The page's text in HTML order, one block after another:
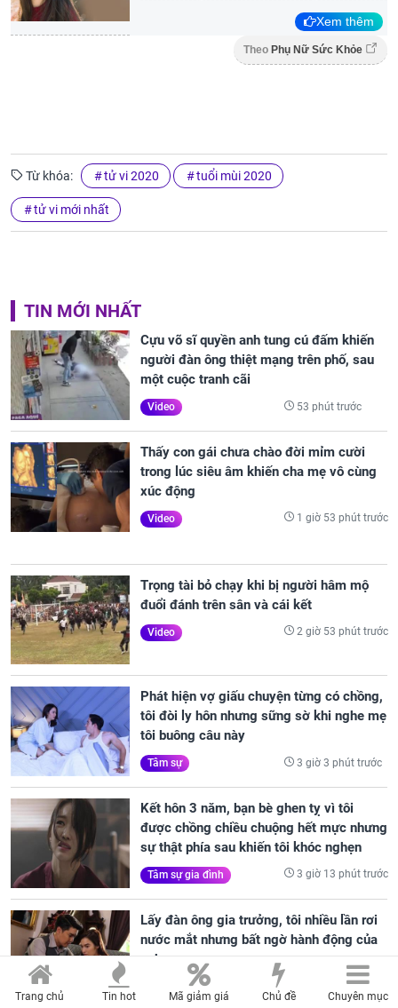
Xem thêm
Theo Phụ Nữ Sức Khỏe
Từ khóa: tử vi 2020 tuổi mùi 2020
tử vi mới nhất
TIN MỚI NHẤT
Cựu võ sĩ quyền anh tung cú đấm khiến
người đàn ông thiệt mạng trên phố, sau
một cuộc tranh cãi
Video 53 phút trước
Thấy con gái chưa chào đời mỉm cười
trong lúc siêu âm khiến cha mẹ vô cùng
xúc động
Video 1 giờ 53 phút trước
Trọng tài bỏ chạy khi bị người hâm mộ
đuổi đánh trên sân và cái kết
Video 2 giờ 53 phút trước
Phát hiện vợ giấu chuyện từng có chồng,
tôi đòi ly hôn nhưng sững sờ khi nghe mẹ
tôi buông câu này
Tâm sự 3 giờ 3 phút trước
Kết hôn 3 năm, bạn bè ghen tỵ vì tôi
được chồng chiều chuộng hết mực nhưng
sự thật phía sau khiến tôi khóc nghẹn
Tâm sự gia đình 3 giờ 13 phút trước
Lấy đàn ông gia trưởng, tôi nhiều lần rơi
nước mắt nhưng bất ngờ hành động của
anh
Tâm sự gia đình
3 giờ 23 phút trước
Trang chủ
Tin hot Mã giảm giá Chủ đề Chuyên mục